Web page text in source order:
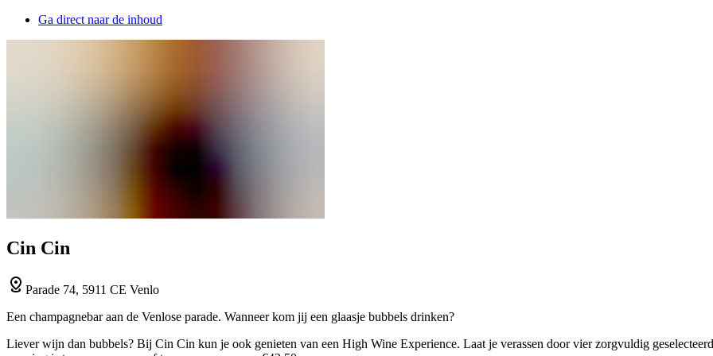
Ga direct naar de inhoud
Cin Cin
Parade 74, 5911 CE Venlo
Een champagnebar aan de Venlose parade. Wanneer kom jij een glaasje bubbels drinken?
Liever wijn dan bubbels? Bij Cin Cin kun je ook genieten van een High Wine Experience. Laat je verassen door vier zorgvuldig